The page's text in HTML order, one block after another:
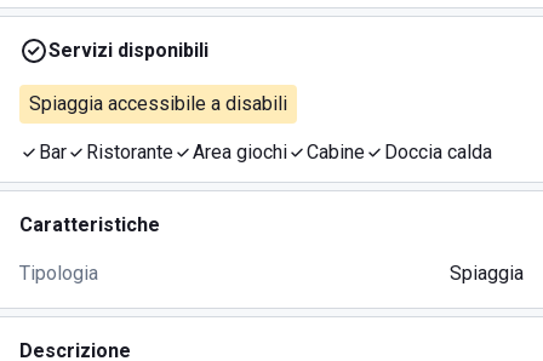
Servizi disponibili
Spiaggia accessibile a disabili
Bar Ristorante Area giochi Cabine Doccia calda
Caratteristiche
Tipologia Spiaggia
Descrizione